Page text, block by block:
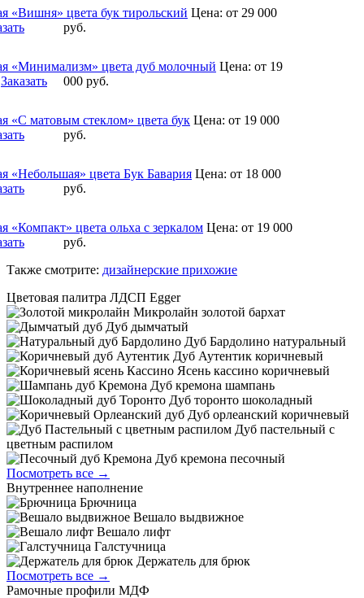
«Вишня» цвета бук тирольский Цена: от 29 000
руб.
«Минимализм» цвета дуб молочный Цена: от 19
000руб.
Заказать
«С матовым стеклом» цвета бук Цена: от 19 000
руб.
«Небольшая» цвета Бук Бавария Цена: от 18 000
руб.
«Компакт» цвета ольха с зеркалом Цена: от 19 000
руб.
Также смотрите: дизайнерские прихожие
Цветовая палитра ЛДСП Egger
Микролайн золотой бархат
Дуб дымчатый
Дуб Бардолино натуральный
Дуб Аутентик коричневый
Ясень кассино коричневый
Дуб кремона шампань
Дуб торонто шоколадный
Дуб орлеанский коричневый
Дуб пастельный с
цветным распилом
Дуб кремона песочный
Посмотреть все →
Внутреннее наполнение
Брючница
Вешало выдвижное
Вешало лифт
Галстучница
Держатель для брюк
Посмотреть все →
Рамочные профили МДФ